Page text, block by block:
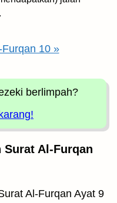
Furqan 10 »
berlimpah?
Al-Furqan
Al-Furqan Ayat 9